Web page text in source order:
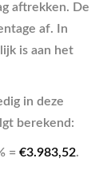
aftrekken. De
af. In
is aan het
in deze
berekend:
= €3.983,52.